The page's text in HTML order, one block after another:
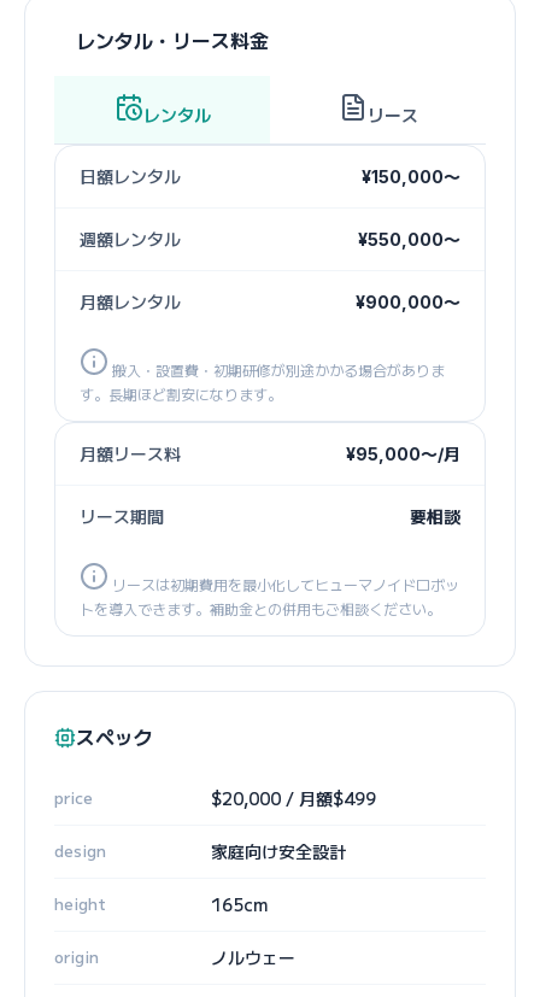
レンタル・リース料金
レンタル リース
日額レンタル ¥150,000〜
週額レンタル ¥550,000〜
月額レンタル ¥900,000〜
搬入・設置費・初期研修が別途かかる場合がありま
す。長期ほど割安になります。
月額リース料 ¥95,000〜/月
リース期間 要相談
リースは初期費用を最小化してヒューマノイドロボッ
トを導入できます。補助金との併用もご相談ください。
スペック
price $20,000 / 月額$499
design 家庭向け安全設計
height 165cm
origin ノルウェー